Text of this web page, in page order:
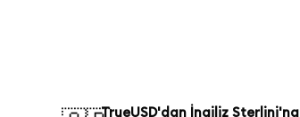
TrueUSD'dan İngiliz Sterlini'na